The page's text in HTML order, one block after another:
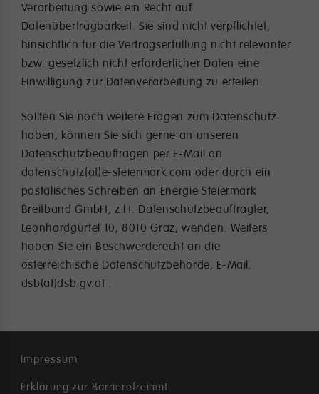
Verarbeitung sowie ein Recht auf
Datenübertragbarkeit. Sie sind nicht verpflichtet,
hinsichtlich für die Vertragserfüllung nicht relevanter
bzw. gesetzlich nicht erforderlicher Daten eine
Einwilligung zur Datenverarbeitung zu erteilen.
Sollten Sie noch weitere Fragen zum Datenschutz
haben, können Sie sich gerne an unseren
Datenschutzbeauftragen per E-Mail an
datenschutz(at)e-steiermark.com oder durch ein
postalisches Schreiben an Energie Steiermark
Breitband GmbH, z.H. Datenschutzbeauftragter,
Leonhardgürtel 10, 8010 Graz, wenden. Weiters
haben Sie ein Beschwerderecht an die
österreichische Datenschutzbehörde, E-Mail:
dsb(at)dsb.gv.at .
Impressum
Erklärung zur Barrierefreiheit